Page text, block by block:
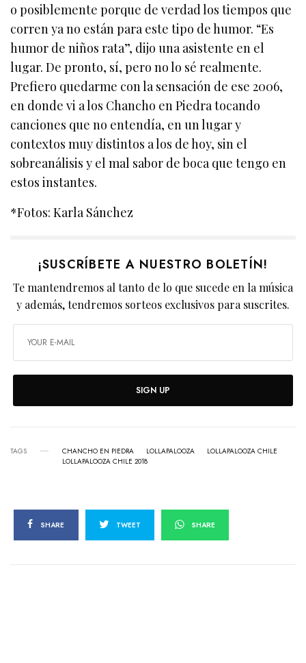
o posiblemente porque de verdad los tiempos que
corren ya no están para este tipo de humor. “Es
humor de niños rata”, dijo una asistente en el
lugar. De pronto, sí, pero no lo sé realmente.
Prefiero quedarme con la sensación de ese 2006,
en donde vi a los Chancho en Piedra tocando
canciones que no entendía, en un lugar y
contextos muy distintos a los de hoy, sin el
sobreanálisis y el mal sabor de boca que tengo en
estos instantes.
*Fotos: Karla Sánchez
¡SUSCRÍBETE A NUESTRO BOLETÍN!
Te mantendremos al tanto de lo que sucede en la música
y además, tendremos sorteos exclusivos para suscrites.
SIGN UP
TAGS CHANCHO EN PIEDRA LOLLAPALOOZA
LOLLAPALOOZA CHILE
LOLLAPALOOZA CHILE 2018
SHARE TWEET SHARE